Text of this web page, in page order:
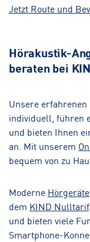
Jetzt Route und
Hörakustik-
beraten bei
Unsere
individuell, führen
und bieten Ihnen
an. Mit unserem
bequem von zu
Moderne Hörgeräte
dem KIND Nulltarif
und bieten viele
Smartphone-